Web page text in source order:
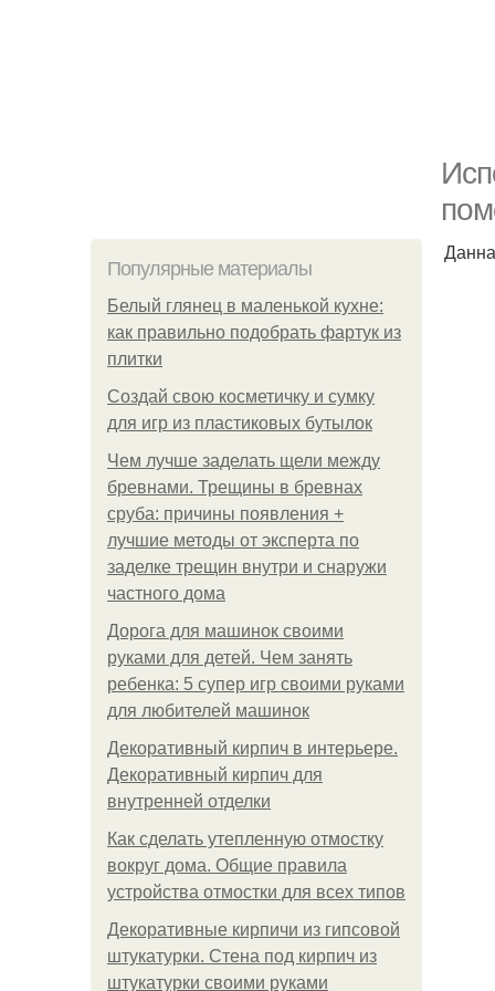
Популярные материалы
Белый глянец в маленькой кухне:
как правильно подобрать фартук из
плитки
Создай свою косметичку и сумку
для игр из пластиковых бутылок
Чем лучше заделать щели между
бревнами. Трещины в бревнах
сруба: причины появления +
лучшие методы от эксперта по
заделке трещин внутри и снаружи
частного дома
Дорога для машинок своими
руками для детей. Чем занять
ребенка: 5 супер игр своими руками
для любителей машинок
Декоративный кирпич в интерьере.
Декоративный кирпич для
внутренней отделки
Как сделать утепленную отмостку
вокруг дома. Общие правила
устройства отмостки для всех типов
Декоративные кирпичи из гипсовой
штукатурки. Стена под кирпич из
штукатурки своими руками